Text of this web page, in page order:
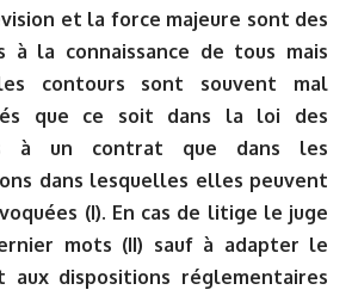
et la force majeure sont des
à la connaissance de tous mais
contours sont souvent mal
que ce soit dans la loi des
à un contrat que dans les
dans lesquelles elles peuvent
(I). En cas de litige le juge
mots (II) sauf à adapter le
aux dispositions réglementaires